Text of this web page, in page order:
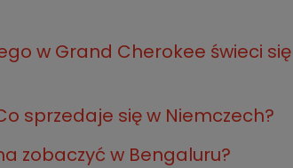
w Grand Cherokee świeci
sprzedaje się w Niemczech?
zobaczyć w Bengaluru?